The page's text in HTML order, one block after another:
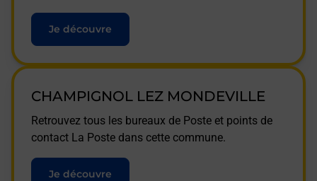
Je découvre
CHAMPIGNOL LEZ MONDEVILLE
Retrouvez tous les bureaux de Poste et points de
contact La Poste dans cette commune.
Je découvre